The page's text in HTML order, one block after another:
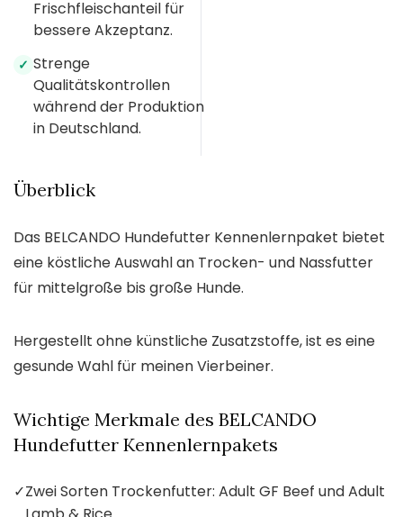
Frischfleischanteil für
bessere Akzeptanz.
✓ Strenge
Qualitätskontrollen
während der Produktion
in Deutschland.
Überblick
Das BELCANDO Hundefutter Kennenlernpaket bietet
eine köstliche Auswahl an Trocken- und Nassfutter
für mittelgroße bis große Hunde.
Hergestellt ohne künstliche Zusatzstoffe, ist es eine
gesunde Wahl für meinen Vierbeiner.
Wichtige Merkmale des BELCANDO
Hundefutter Kennenlernpakets
✓Zwei Sorten Trockenfutter: Adult GF Beef und Adult